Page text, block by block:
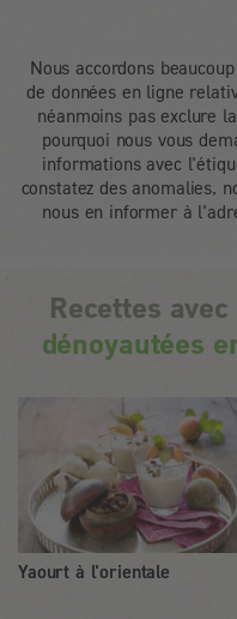
Nous accordons
de données en ligne
néanmoins pas exclure
pourquoi nous vous
informations avec
constatez des anomalies,
nous en informer à
Recettes avec
dénoyautées
Yaourt à l'orientale